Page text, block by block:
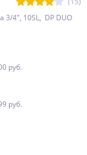
3/4", 10SL, DP DUO
руб.
руб.